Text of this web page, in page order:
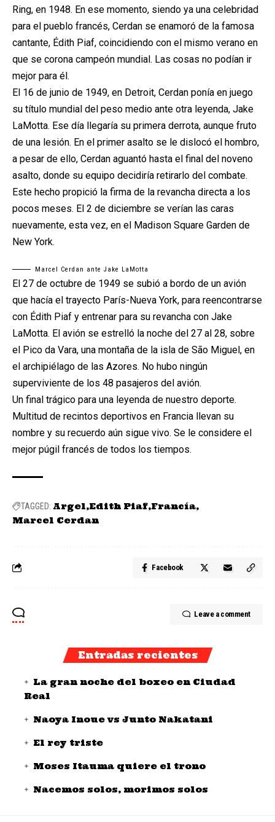
Ring, en 1948. En ese momento, siendo ya una celebridad
para el pueblo francés, Cerdan se enamoró de la famosa
cantante, Édith Piaf, coincidiendo con el mismo verano en
que se corona campeón mundial. Las cosas no podían ir
mejor para él.
El 16 de junio de 1949, en Detroit, Cerdan ponía en juego
su título mundial del peso medio ante otra leyenda, Jake
LaMotta. Ese día llegaría su primera derrota, aunque fruto
de una lesión. En el primer asalto se le dislocó el hombro,
a pesar de ello, Cerdan aguantó hasta el final del noveno
asalto, donde su equipo decidiría retirarlo del combate.
Este hecho propició la firma de la revancha directa a los
pocos meses. El 2 de diciembre se verían las caras
nuevamente, esta vez, en el Madison Square Garden de
New York.
Marcel Cerdan ante Jake LaMotta
El 27 de octubre de 1949 se subió a bordo de un avión
que hacía el trayecto París-Nueva York, para reencontrarse
con Édith Piaf y entrenar para su revancha con Jake
LaMotta. El avión se estrelló la noche del 27 al 28, sobre
el Pico da Vara, una montaña de la isla de São Miguel, en
el archipiélago de las Azores. No hubo ningún
superviviente de los 48 pasajeros del avión.
Un final trágico para una leyenda de nuestro deporte.
Multitud de recintos deportivos en Francia llevan su
nombre y su recuerdo aún sigue vivo. Se le considere el
mejor púgil francés de todos los tiempos.
TAGGED: Argel Edith Piaf Francía
Marcel Cerdan
Facebook
Leave a comment
Entradas recientes
La gran noche del boxeo en Ciudad
Real
Naoya Inoue vs Junto Nakatani
El rey triste
Moses Itauma quiere el trono
Nacemos solos, morimos solos